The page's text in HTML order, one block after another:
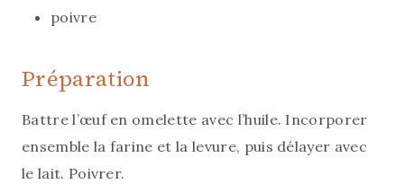
poivre
Préparation
Battre l’œuf en omelette avec l’huile. Incorporer
ensemble la farine et la levure, puis délayer avec
le lait. Poivrer.